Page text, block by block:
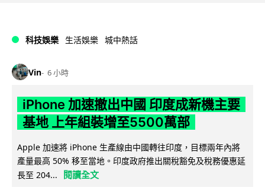
科技娛樂 生活娛樂 城中熱話
Vin 6 小時
iPhone 加速撤出中國 印度成新機主要
基地 上年組裝增至5500萬部
Apple 加速將 iPhone 生產線由中國轉往印度，目標兩年內將
產量最高 50% 移至當地。印度政府推出關稅豁免及稅務優惠延
長至 204...
閱讀全文